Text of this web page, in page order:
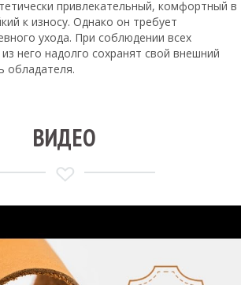
привлекательный, комфортный в
к износу. Однако он требует
ухода. При соблюдении всех
него надолго сохранят свой внешний
обладателя.
ВИДЕО